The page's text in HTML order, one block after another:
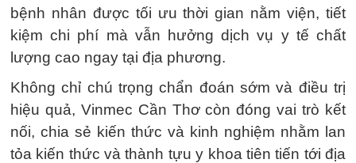
bệnh nhân được tối ưu thời gian nằm viện, tiết
kiệm chi phí mà vẫn hưởng dịch vụ y tế chất
lượng cao ngay tại địa phương.
Không chỉ chú trọng chẩn đoán sớm và điều trị
hiệu quả, Vinmec Cần Thơ còn đóng vai trò kết
nối, chia sẻ kiến thức và kinh nghiệm nhằm lan
tỏa kiến thức và thành tựu y khoa tiên tiến tới địa